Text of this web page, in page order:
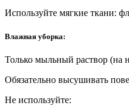
Используйте мягкие ткани:
Влажная уборка:
Только мыльный раствор (на
Обязательно высушивать
Не используйте: